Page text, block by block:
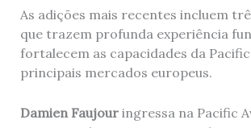
As adições mais recentes incluem
que trazem profunda experiência
fortalecem as capacidades da Pacific
principais mercados europeus.
Damien Faujour ingressa na Pacific